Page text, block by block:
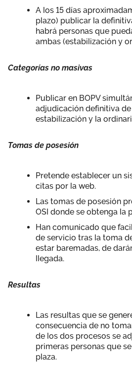
A los 15 días
plazo) publicar la
habrá personas que
ambas (estabilización y
Categorías no masivas
Publicar en BOPV
adjudicación definitiva de
estabilización y la
Tomas de posesión
Pretende establecer un
citas por la web.
Las tomas de posesión
OSI donde se obtenga la
Han comunicado que
de servicio tras la toma
estar baremadas, de
llegada.
Resultas
Las resultas que se
consecuencia de no
de los dos procesos se
primeras personas que
plaza.